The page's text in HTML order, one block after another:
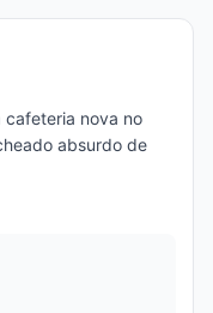
cafeteria nova no
absurdo de